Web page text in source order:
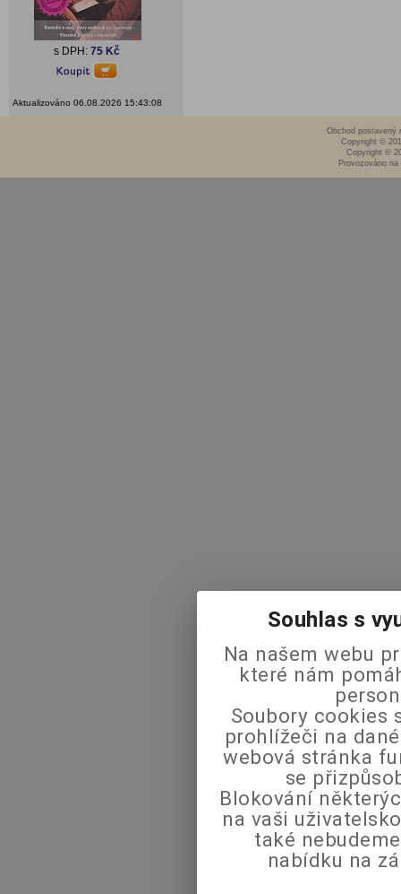
s DPH:75 Kč
Aktualizováno 06.08.2026 15:43:08
Obchod postavený
Copyright ©
Copyright ©
Provozováno
Souhlas s
Na našem webu
které nám
Soubory cookies
prohlížeči na
webová stránka
se
Blokování
na vaši
také
nabídku na